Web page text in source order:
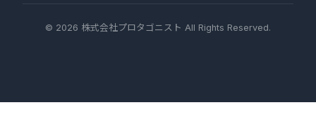
© 2026 株式会社プロタゴニスト All Rights Reserved.